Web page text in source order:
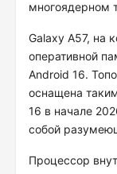
многоядерном
Galaxy A57, на
оперативной
Android 16.
оснащена
16 в начале
собой
Процессор